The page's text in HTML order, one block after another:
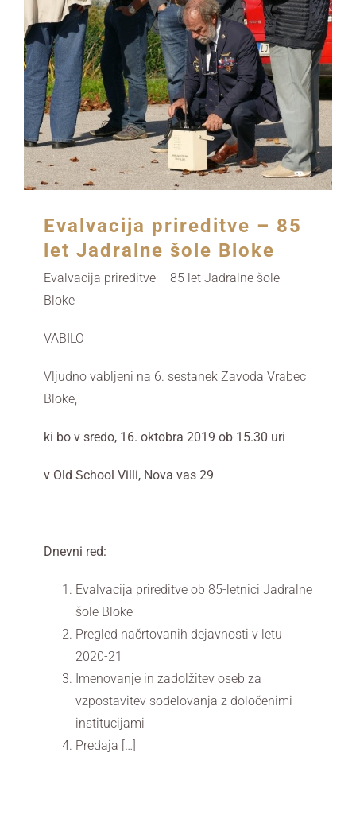
Evalvacija prireditve – 85
let Jadralne šole Bloke
Evalvacija prireditve – 85 let Jadralne šole
Bloke
VABILO
Vljudno vabljeni na 6. sestanek Zavoda Vrabec
Bloke,
ki bo v sredo, 16. oktobra 2019 ob 15.30 uri
v Old School Villi, Nova vas 29
Dnevni red:
Evalvacija prireditve ob 85-letnici Jadralne
šole Bloke
Pregled načrtovanih dejavnosti v letu
2020-21
Imenovanje in zadolžitev oseb za
vzpostavitev sodelovanja z določenimi
institucijami
Predaja […]